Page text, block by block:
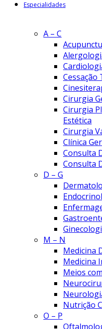
Especialidades
A – C
Cessação
Cirurgia
Cirurgia
Estética
Cirurgia
Clínica
Consulta
Consulta
D – G
M – N
Medicina
Medicina
Meios
Nutrição
O – P